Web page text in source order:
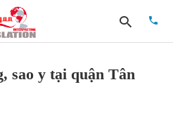
sao y tại quận Tân